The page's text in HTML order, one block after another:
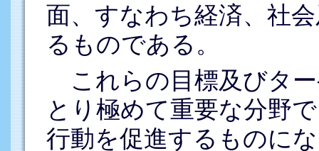
面、すなわち経済、社
るものである。
これらの目標及びタ
とり極めて重要な分野
行動を促進するものに